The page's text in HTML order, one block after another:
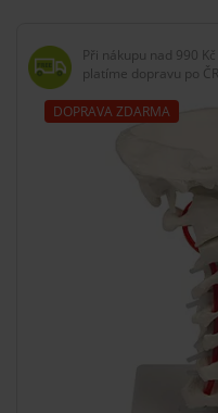
Při nákupu nad 990 Kč
platíme dopravu po
DOPRAVA ZDARMA